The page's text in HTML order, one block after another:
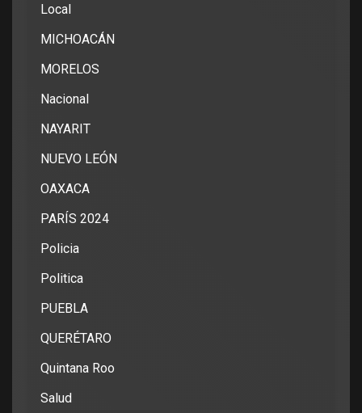
Local
MICHOACÁN
MORELOS
Nacional
NAYARIT
NUEVO LEÓN
OAXACA
PARÍS 2024
Policia
Politica
PUEBLA
QUERÉTARO
Quintana Roo
Salud